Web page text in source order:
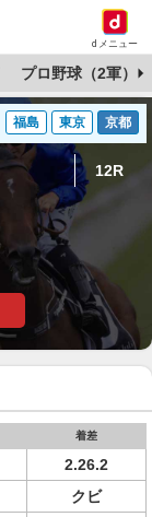
dメニュー
プロ野球（2軍）
福島 東京 京都
12R
着差
2.26.2
クビ